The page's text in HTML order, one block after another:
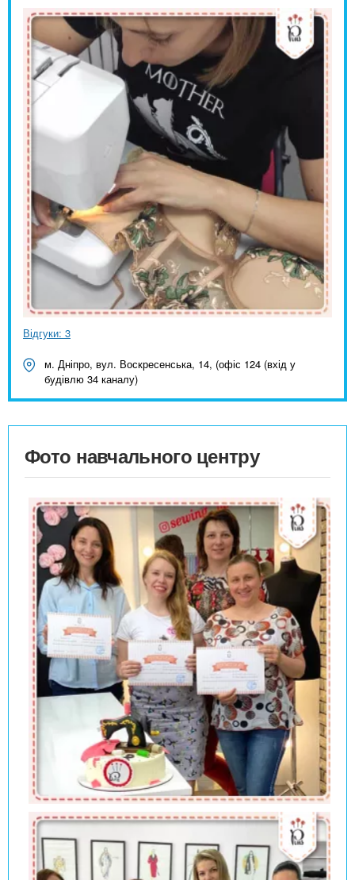
Відгуки: 3
м. Дніпро, вул. Воскресенська, 14, (офіс 124 (вхід у
будівлю 34 каналу)
Фото навчального центру